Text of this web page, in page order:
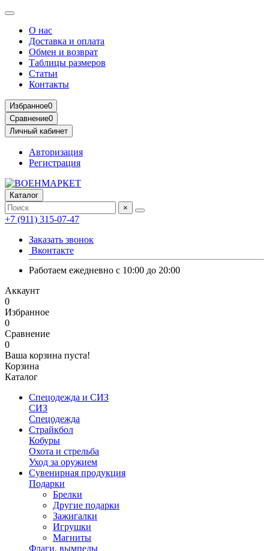
О нас
Доставка и оплата
Обмен и возврат
Таблицы размеров
Статьи
Контакты
Избранное0
Сравнение0
Личный кабинет
Авторизация
Регистрация
Каталог
×
+7 (911) 315-07-47
Заказать звонок
Вконтакте
Работаем ежедневно с 10:00 до 20:00
Аккаунт
0
Избранное
0
Сравнение
0
Ваша корзина пуста!
Корзина
Каталог
Спецодежда и СИЗ
СИЗ
Спецодежда
Страйкбол
Кобуры
Охота и стрельба
Уход за оружием
Сувенирная продукция
Подарки
Брелки
Другие подарки
Зажигалки
Игрушки
Магниты
Флаги, вымпелы